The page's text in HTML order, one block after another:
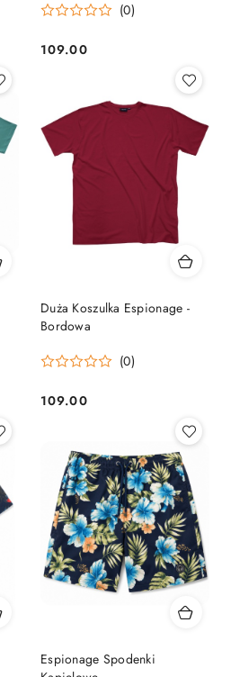
(0)
Cena:
109.00
Duża Koszulka Espionage -
Bordowa
(0)
Cena:
109.00
Espionage Spodenki